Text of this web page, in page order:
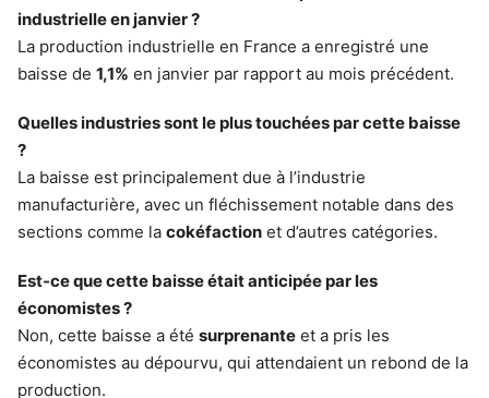
industrielle en janvier ?
La production industrielle en France a enregistré une
baisse de 1,1% en janvier par rapport au mois précédent.
Quelles industries sont le plus touchées par cette baisse
?
La baisse est principalement due à l’industrie
manufacturière, avec un fléchissement notable dans des
sections comme la cokéfaction et d’autres catégories.
Est-ce que cette baisse était anticipée par les
économistes ?
Non, cette baisse a été surprenante et a pris les
économistes au dépourvu, qui attendaient un rebond de la
production.